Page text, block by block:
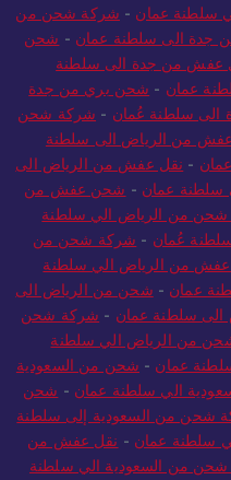
سلطنة عمان - شركة شحن من
جدة الى سلطنة عمان - شحن
عفش من جدة الى سلطنة
عمان - شحن بري من جدة
سلطنة عُمان - شركة شحن
من الرياض الى سلطنة
- نقل عفش من الرياض الى
سلطنة عمان - شحن عفش من
من الرياض الي سلطنة
عُمان - شركة شحن من
من الرياض الي سلطنة
عمان - شحن من الرياض الى
سلطنة عمان - شركة شحن
من الرياض الي سلطنة
عمان - شحن من السعودية
الي سلطنة عمان - شحن
شحن من السعودية إلى سلطنة
سلطنة عمان - نقل عفش من
من السعودية الي سلطنة